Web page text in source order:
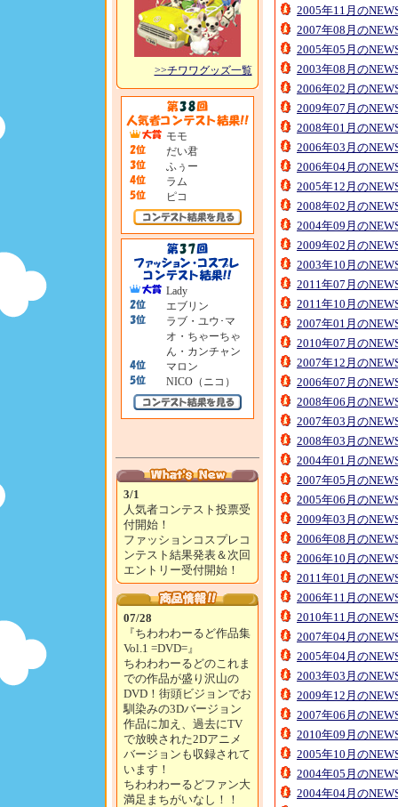
>>チワワグッズ一覧
モモ
だい君
ふぅー
ラム
ピコ
Lady
エブリン
ラブ・ユウ･マ
オ・ちゃーちゃ
ん・カンチャン
マロン
NICO（ニコ）
3/1
人気者コンテスト投票受
付開始！
ファッションコスプレコ
ンテスト結果発表＆次回
エントリー受付開始！
07/28
『ちわわわーるど作品集
Vol.1 =DVD=』
ちわわわーるどのこれま
での作品が盛り沢山の
DVD！街頭ビジョンでお
馴染みの3Dバージョン
作品に加え、過去にTV
で放映された2Dアニメ
バージョンも収録されて
います！
ちわわわーるどファン大
満足まちがいなし！！
2005年11月の
2007年08月の
2005年05月の
2003年08月の
2006年02月の
2009年07月の
2008年01月の
2006年03月の
2006年04月の
2005年12月の
2008年02月の
2004年09月の
2009年02月の
2003年10月の
2011年07月の
2011年10月の
2007年01月の
2010年07月の
2007年12月の
2006年07月の
2008年06月の
2007年03月の
2008年03月の
2004年01月の
2007年05月の
2005年06月の
2009年03月の
2006年08月の
2006年10月の
2011年01月の
2006年11月の
2010年11月の
2007年04月の
2005年04月の
2003年03月の
2009年12月の
2007年06月の
2010年09月の
2005年10月の
2004年05月の
2004年04月の